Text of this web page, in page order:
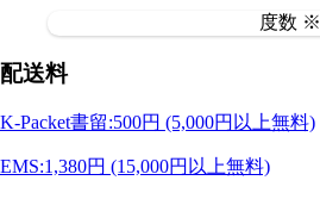
度数 ※
配送料
K-Packet書留:500円 (5,000円以上無料)
EMS:1,380円 (15,000円以上無料)